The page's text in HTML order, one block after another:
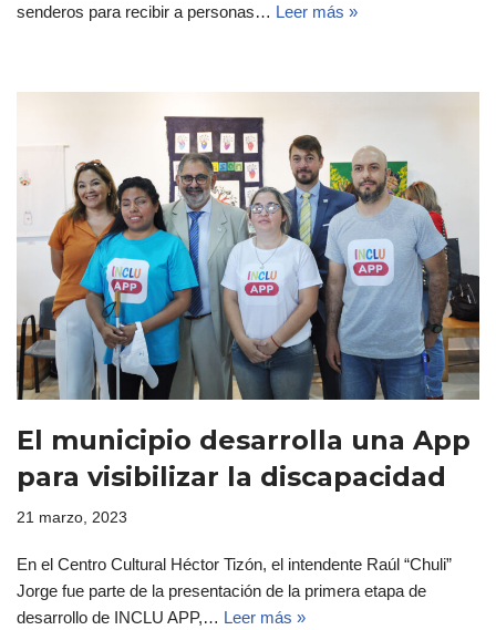
senderos para recibir a personas… Leer más »
El municipio desarrolla una App
para visibilizar la discapacidad
21 marzo, 2023
En el Centro Cultural Héctor Tizón, el intendente Raúl “Chuli”
Jorge fue parte de la presentación de la primera etapa de
desarrollo de INCLU APP,… Leer más »